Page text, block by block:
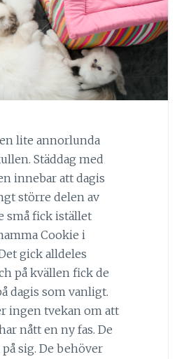
lite annorlunda
Städdag med
innebar att dagis
större delen av
små fick istället
Cookie i
gick alldeles
på kvällen fick de
dagis som vanligt.
ingen tvekan om att
nått en ny fas. De
sig. De behöver